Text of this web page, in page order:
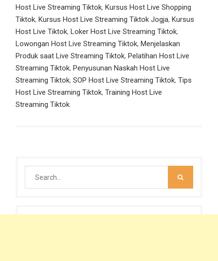
Host Live Streaming Tiktok, Kursus Host Live Shopping
Tiktok, Kursus Host Live Streaming Tiktok Jogja, Kursus
Host Live Tiktok, Loker Host Live Streaming Tiktok,
Lowongan Host Live Streaming Tiktok, Menjelaskan
Produk saat Live Streaming Tiktok, Pelatihan Host Live
Streaming Tiktok, Penyusunan Naskah Host Live
Streaming Tiktok, SOP Host Live Streaming Tiktok, Tips
Host Live Streaming Tiktok, Training Host Live
Streaming Tiktok